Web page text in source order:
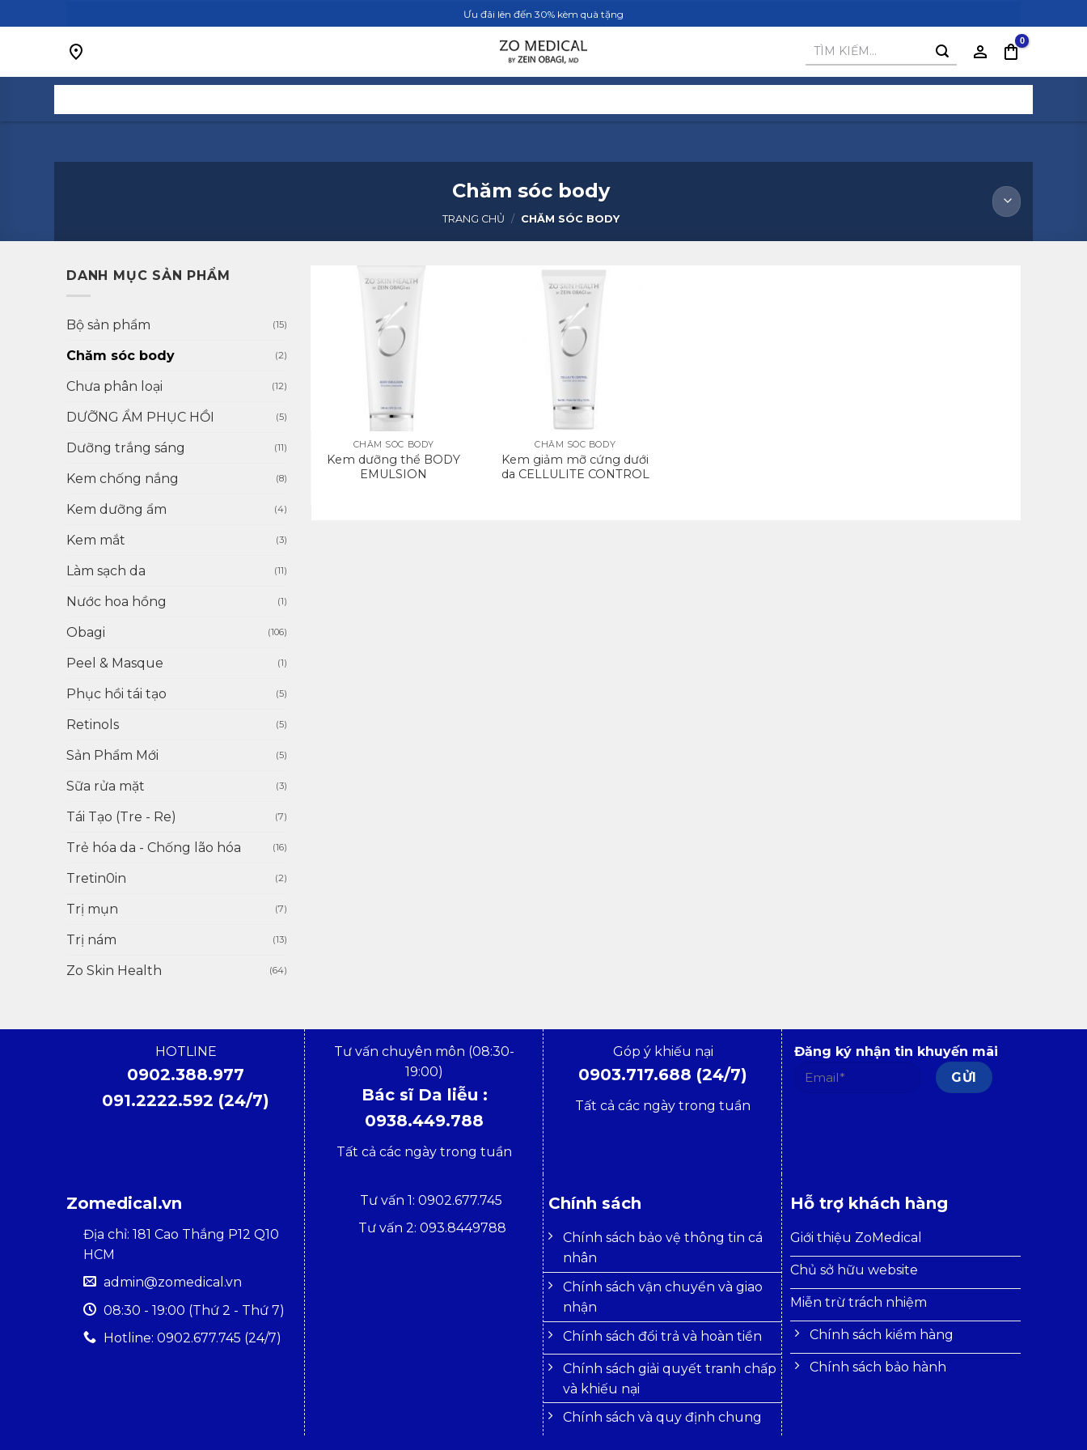
qua
Ưu đãi lên đến 30% kèm quà tặng
Tìm
Chăm sóc body
TRANG CHỦ / CHĂM SÓC BODY
DANH MỤC SẢN PHẨM
Bộ sản phẩm (15)
Chăm sóc body (2)
Chưa phân loại (12)
DƯỠNG ẨM PHỤC HỒI (5)
Dưỡng trắng sáng (11)
Kem chống nắng (8)
Kem dưỡng ẩm (4)
Kem mắt (3)
Làm sạch da (11)
Nước hoa hồng (1)
Obagi (106)
Peel & Masque (1)
Phục hồi tái tạo (5)
Retinols (5)
Sản Phẩm Mới (5)
Sữa rửa mặt (3)
Tái Tạo (Tre - Re) (7)
Trẻ hóa da - Chống lão hóa (16)
Tretin0in (2)
Trị mụn (7)
Trị nám (13)
Zo Skin Health (64)
CHĂM SÓC BODY
Kem dưỡng thể BODY
EMULSION
CHĂM SÓC BODY
Kem giảm mỡ cứng dưới
da CELLULITE CONTROL
HOTLINE
0902.388.977
091.2222.592 (24/7)
Tư vấn chuyên môn (08:30-
19:00)
Bác sĩ Da liễu :
0938.449.788
Tất cả các ngày trong tuần
Góp ý khiếu nại
0903.717.688 (24/7)
Tất cả các ngày trong tuần
Đăng ký nhận tin khuyến mãi
Zomedical.vn
Địa chỉ: 181 Cao Thắng P12 Q10
HCM
admin@zomedical.vn
08:30 - 19:00 (Thứ 2 - Thứ 7)
Hotline: 0902.677.745 (24/7)
Tư vấn 1: 0902.677.745
Tư vấn 2: 093.8449788
Chính sách
Chính sách bảo vệ thông tin cá
nhân
Chính sách vận chuyển và giao
nhận
Chính sách đổi trả và hoàn tiền
Chính sách giải quyết tranh chấp
và khiếu nại
Chính sách và quy định chung
Hỗ trợ khách hàng
Giới thiệu ZoMedical
Chủ sở hữu website
Miễn trừ trách nhiệm
Chính sách kiểm hàng
Chính sách bảo hành